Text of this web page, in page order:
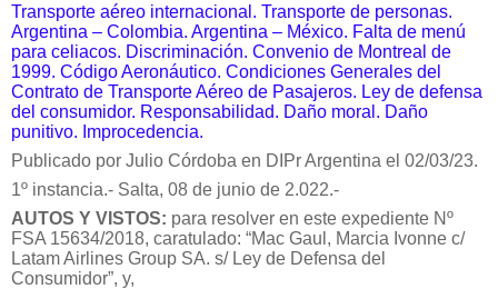
Transporte aéreo internacional. Transporte de personas.
Argentina – Colombia. Argentina – México. Falta de menú
para celiacos. Discriminación. Convenio de Montreal de
1999. Código Aeronáutico. Condiciones Generales del
Contrato de Transporte Aéreo de Pasajeros. Ley de defensa
del consumidor. Responsabilidad. Daño moral. Daño
punitivo. Improcedencia.
Publicado por Julio Córdoba en DIPr Argentina el 02/03/23.
1º instancia.- Salta, 08 de junio de 2.022.-
AUTOS Y VISTOS: para resolver en este expediente Nº
FSA 15634/2018, caratulado: “Mac Gaul, Marcia Ivonne c/
Latam Airlines Group SA. s/ Ley de Defensa del
Consumidor”, y,